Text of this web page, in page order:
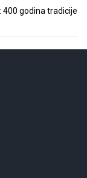
godina tradicije